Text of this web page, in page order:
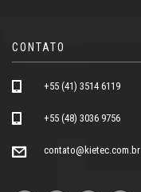
CONTATO
+55 (41) 3514 6119
+55 (48) 3036 9756
contato@kietec.com.br